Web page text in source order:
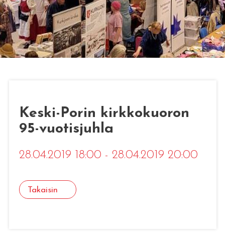
Keski-Porin kirkkokuoron
95-vuotisjuhla
28.04.2019 18:00 - 28.04.2019 20:00
Takaisin